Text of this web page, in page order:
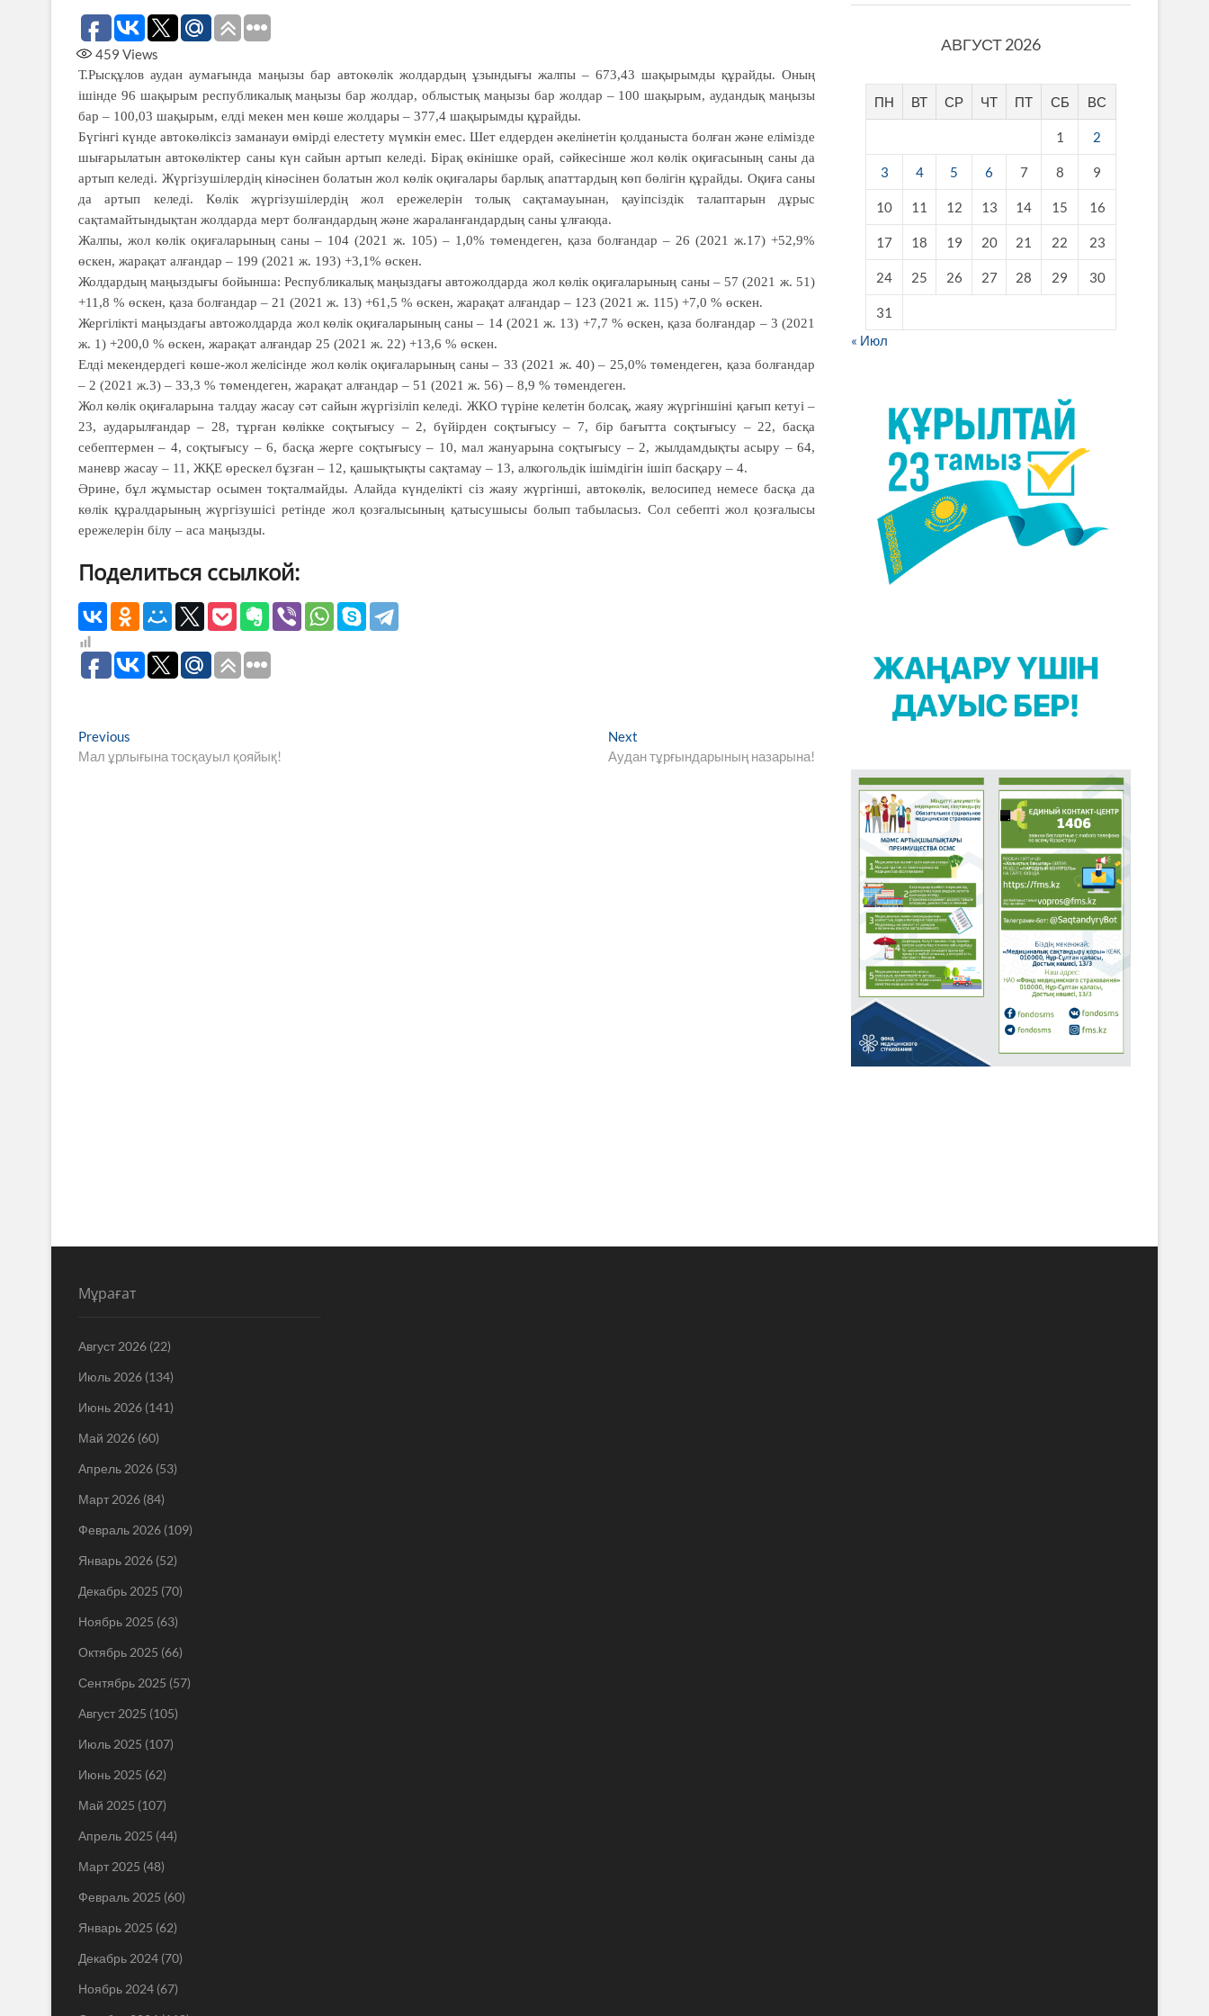
459 Views
Т.Рысқұлов аудан аумағында маңызы бар автокөлік жолдардың ұзындығы жалпы – 673,43 шақырымды құрайды. Оның
ішінде 96 шақырым республикалық маңызы бар жолдар, облыстық маңызы бар жолдар – 100 шақырым, аудандық маңызы
бар – 100,03 шақырым, елді мекен мен көше жолдары – 377,4 шақырымды құрайды.
Бүгінгі күнде автокөліксіз зама­науи өмірді елестету мүмкін емес. Шет елдерден әкелінетін қолданыста бол­ған және елімізде
шығарылатын авто­көліктер саны күн сайын артып келеді. Бірақ өкі­ніш­ке орай, сәйкесінше жол көлік оқиғасының саны да
артып келеді. Жүргізушілердің кінә­сінен болатын жол көлік оқиғалары бар­лық апаттардың көп бөлігін құрайды. Оқи­ға саны
да артып келеді. Көлік жүргізушілердің жол ережелерін толық сақтамауынан, қауіпсіздік талаптарын дұрыс
сақтамайтындықтан жолдарда мерт болғандардың және жараланғандардың саны ұлғаюда.
Жалпы, жол көлік оқиғаларының саны – 104 (2021 ж. 105) – 1,0% төмендеген, қаза болғандар – 26 (2021 ж.17) +52,9%
өскен, жарақат алғандар – 199 (2021 ж. 193) +3,1% өскен.
Жолдардың маңыздығы бойынша: Республикалық маңыздағы автожолдарда жол көлік оқиғаларының саны – 57 (2021 ж. 51)
+11,8 % өскен, қаза болғандар – 21 (2021 ж. 13) +61,5 % өскен, жарақат алғандар – 123 (2021 ж. 115) +7,0 % өскен.
Жергілікті маңыздағы автожолдарда жол көлік оқиғаларының саны – 14 (2021 ж. 13) +7,7 % өскен, қаза болғандар – 3 (2021
ж. 1) +200,0 % өскен, жарақат алғандар 25 (2021 ж. 22) +13,6 % өскен.
Елді мекендердегі көше-жол желісінде жол көлік оқиғаларының саны – 33 (2021 ж. 40) – 25,0% төмендеген, қаза болғандар
– 2 (2021 ж.3) – 33,3 % төмендеген, жарақат алғандар – 51 (2021 ж. 56) – 8,9 % төмендеген.
Жол көлік оқиғаларына талдау жасау сәт сайын жүргізіліп келеді. ЖКО түріне келетін болсақ, жаяу жүргіншіні қағып кетуі –
23, аударылғандар – 28, тұрған көлікке соқтығысу – 2, бүйірден соқтығысу – 7, бір бағытта соқтығысу – 22, басқа
себептермен – 4, соқтығысу – 6, басқа жерге соқтығысу – 10, мал жануарына соқтығысу – 2, жылдамдықты асыру – 64,
маневр жасау – 11, ЖҚЕ өрескел бұзған – 12, қашықтықты сақтамау – 13, алкогольдік ішімдігін ішіп басқару – 4.
Әрине, бұл жұмыстар осымен тоқтал­майды. Алайда күнделікті сіз жаяу жүргінші, автокөлік, велосипед немесе басқа да
көлік құралдарының жүргізушісі ретінде жол қозғалысының қатысушысы болып табыласыз. Сол себепті жол қозғалысы
ережелерін білу – аса маңызды.
Поделиться ссылкой:
Навигация
по
Previous
post:
Мал ұрлығына тосқауыл қояйық!
Next
post:
Аудан тұрғындарының назарына!
АВГУСТ 2026
ПН ВТ СР ЧТ ПТ СБ ВС
1 2
3 4 5 6 7 8 9
10 11 12 13 14 15 16
17 18 19 20 21 22 23
24 25 26 27 28 29 30
31
« Июл
Мұрағат
Август 2026 (22)
Июль 2026 (134)
Июнь 2026 (141)
Май 2026 (60)
Апрель 2026 (53)
Март 2026 (84)
Февраль 2026 (109)
Январь 2026 (52)
Декабрь 2025 (70)
Ноябрь 2025 (63)
Октябрь 2025 (66)
Сентябрь 2025 (57)
Август 2025 (105)
Июль 2025 (107)
Июнь 2025 (62)
Май 2025 (107)
Апрель 2025 (44)
Март 2025 (48)
Февраль 2025 (60)
Январь 2025 (62)
Декабрь 2024 (70)
Ноябрь 2024 (67)